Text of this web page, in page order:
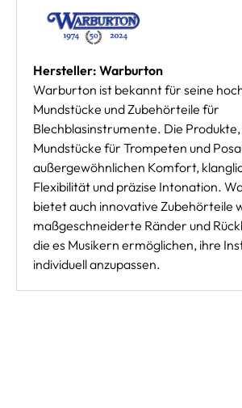
Hersteller: Warburton
Warburton ist bekannt für seine
Mundstücke und Zubehörteile für
Blechblasinstrumente. Die
Mundstücke für Trompeten und
außergewöhnlichen Komfort,
Flexibilität und präzise Intonation.
bietet auch innovative Zubehörteile
maßgeschneiderte Ränder und
die es Musikern ermöglichen, ihre
individuell anzupassen.